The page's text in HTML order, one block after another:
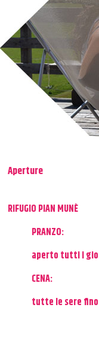
Aperture
RIFUGIO PIAN MUNÈ
PRANZO:
aperto tutti i
CENA:
tutte le sere